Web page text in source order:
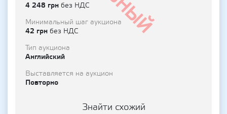
4 248 грн без НДС
Минимальный шаг аукциона
42 грн без НДС
Тип аукциона
Английский
Выставляется на аукцион
Повторно
Знайти схожий